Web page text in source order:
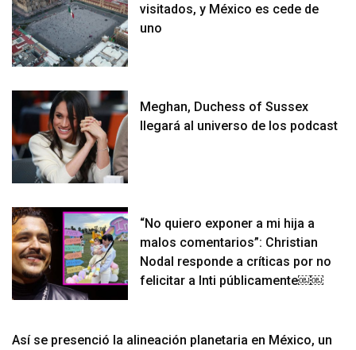
visitados, y México es cede de
uno
Meghan, Duchess of Sussex
llegará al universo de los podcast
“No quiero exponer a mi hija a
malos comentarios”: Christian
Nodal responde a críticas por no
felicitar a Inti públicamente￼￼
Así se presenció la alineación planetaria en México, un